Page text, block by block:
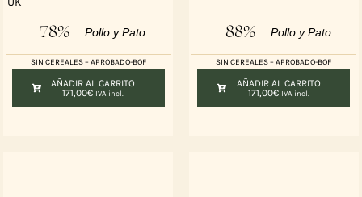
78% Pollo y Pato
SIN CEREALES – APROBADO-BOF
AÑADIR AL CARRITO
171,00€ IVA incl.
88% Pollo y Pato
SIN CEREALES – APROBADO-BOF
AÑADIR AL CARRITO
171,00€ IVA incl.